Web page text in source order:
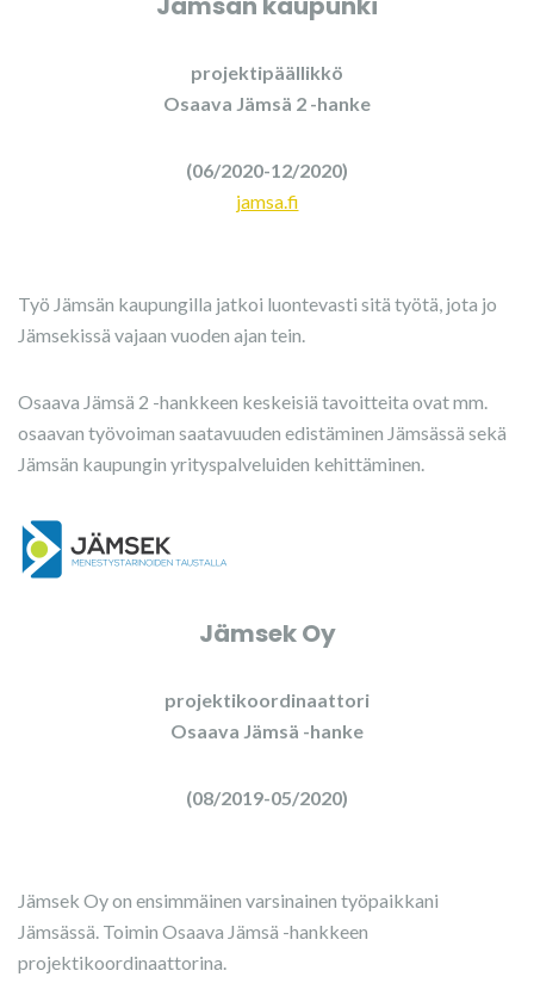
projektipäällikkö
Osaava Jämsä 2 -hanke
(06/2020-12/2020)
jamsa.fi
Työ Jämsän kaupungilla jatkoi luontevasti sitä työtä, jota jo
Jämsekissä vajaan vuoden ajan tein.
Osaava Jämsä 2 -hankkeen keskeisiä tavoitteita ovat mm.
osaavan työvoiman saatavuuden edistäminen Jämsässä sekä
Jämsän kaupungin yrityspalveluiden kehittäminen.
Jämsek Oy
projektikoordinaattori
Osaava Jämsä -hanke
(08/2019-05/2020)
Jämsek Oy on ensimmäinen varsinainen työpaikkani
Jämsässä. Toimin Osaava Jämsä -hankkeen
projektikoordinaattorina.